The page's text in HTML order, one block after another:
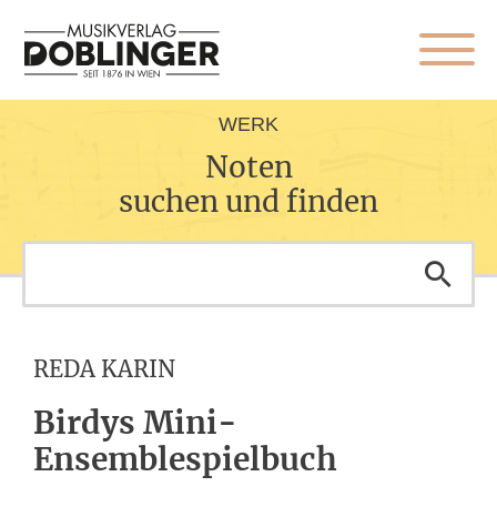
WERK
Noten
suchen und finden
REDA KARIN
Birdys Mini-
Ensemblespielbuch